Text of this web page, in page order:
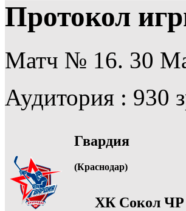
Протокол
Матч № 16. 30
Аудитория : 930
Гвардия
(Краснодар)
ХК Сокол ЧР